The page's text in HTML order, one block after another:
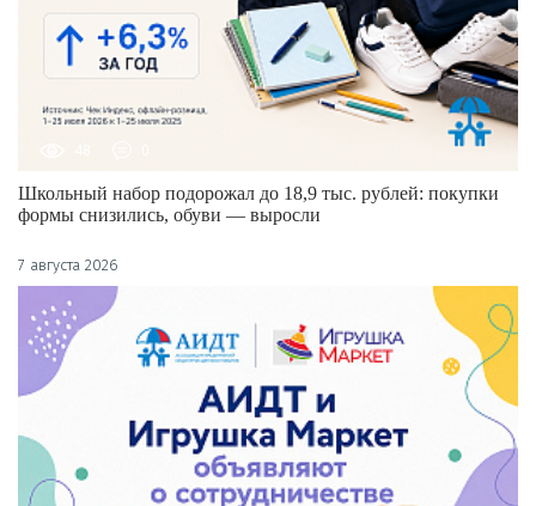
Школьный набор подорожал до 18,9 тыс. рублей: покупки
формы снизились, обуви — выросли
7 августа 2026